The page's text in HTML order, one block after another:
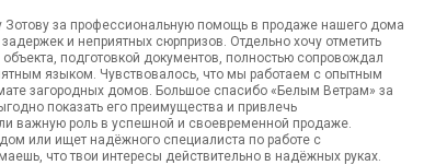
Зотову за профессиональную помощь в продаже нашего дома
и неприятных сюрпризов. Отдельно хочу отметить
подготовкой документов, полностью сопровождал
языком. Чувствовалось, что мы работаем с опытным
загородных домов. Большое спасибо «Белым Ветрам» за
показать его преимущества и привлечь
важную роль в успешной и своевременной продаже.
или ищет надёжного специалиста по работе с
что твои интересы действительно в надёжных руках.